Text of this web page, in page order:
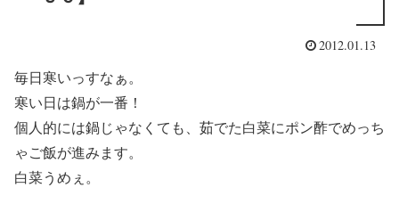
2012.01.13
毎日寒いっすなぁ。
寒い日は鍋が一番！
個人的には鍋じゃなくても、茹でた白菜にポン酢でめっち
ゃご飯が進みます。
白菜うめぇ。